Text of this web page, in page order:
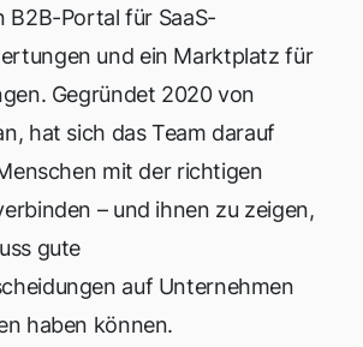
B2B-Portal für SaaS-
und ein Marktplatz für
Gegründet 2020 von
hat sich das Team darauf
mit der richtigen
– und ihnen zu zeigen,
gute
auf Unternehmen
haben können.